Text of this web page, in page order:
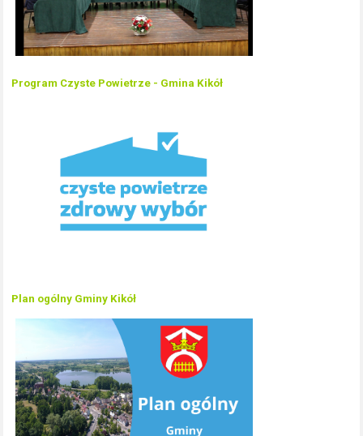
Program Czyste Powietrze - Gmina Kikół
Plan ogólny Gminy Kikół